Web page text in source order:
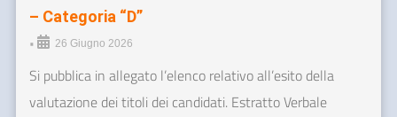
– Categoria “D”
• 26 Giugno 2026
Si pubblica in allegato l’elenco relativo all’esito della
valutazione dei titoli dei candidati. Estratto Verbale